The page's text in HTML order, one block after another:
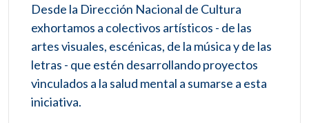
Desde la Dirección Nacional de Cultura
exhortamos a colectivos artísticos - de las
artes visuales, escénicas, de la música y de las
letras - que estén desarrollando proyectos
vinculados a la salud mental a sumarse a esta
iniciativa.